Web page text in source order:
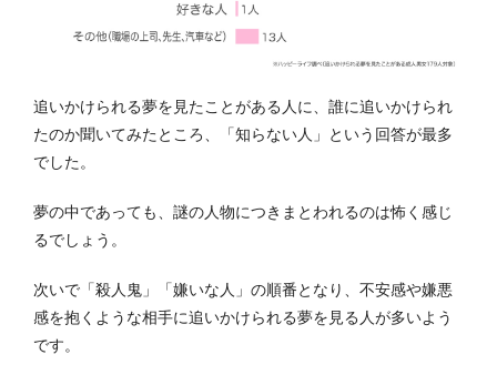
追いかけられる夢を見たことがある人に、誰に追いかけられ
たのか聞いてみたところ、「知らない人」という回答が最多
でした。
夢の中であっても、謎の人物につきまとわれるのは怖く感じ
るでしょう。
次いで「殺人鬼」「嫌いな人」の順番となり、不安感や嫌悪
感を抱くような相手に追いかけられる夢を見る人が多いよう
です。